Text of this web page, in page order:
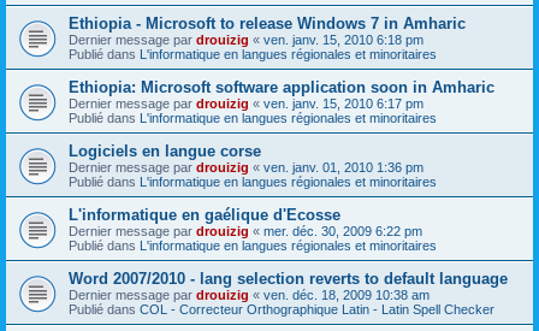
Ethiopia - Microsoft to release Windows 7 in Amharic
Dernier message par drouizig « ven. janv. 15, 2010 6:18 pm
Publié dans L'informatique en langues régionales et minoritaires
Ethiopia: Microsoft software application soon in Amharic
Dernier message par drouizig « ven. janv. 15, 2010 6:17 pm
Publié dans L'informatique en langues régionales et minoritaires
Logiciels en langue corse
Dernier message par drouizig « ven. janv. 01, 2010 1:36 pm
Publié dans L'informatique en langues régionales et minoritaires
L'informatique en gaélique d'Ecosse
Dernier message par drouizig « mer. déc. 30, 2009 6:22 pm
Publié dans L'informatique en langues régionales et minoritaires
Word 2007/2010 - lang selection reverts to default language
Dernier message par drouizig « ven. déc. 18, 2009 10:38 am
Publié dans COL - Correcteur Orthographique Latin - Latin Spell Checker